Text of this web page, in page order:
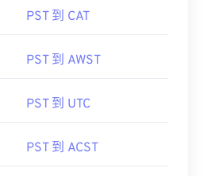
PST 到 CAT
PST 到 AWST
PST 到 UTC
PST 到 ACST